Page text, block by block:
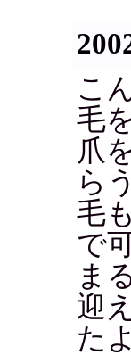
こ
毛
爪
ら
毛
で
ま
迎
た